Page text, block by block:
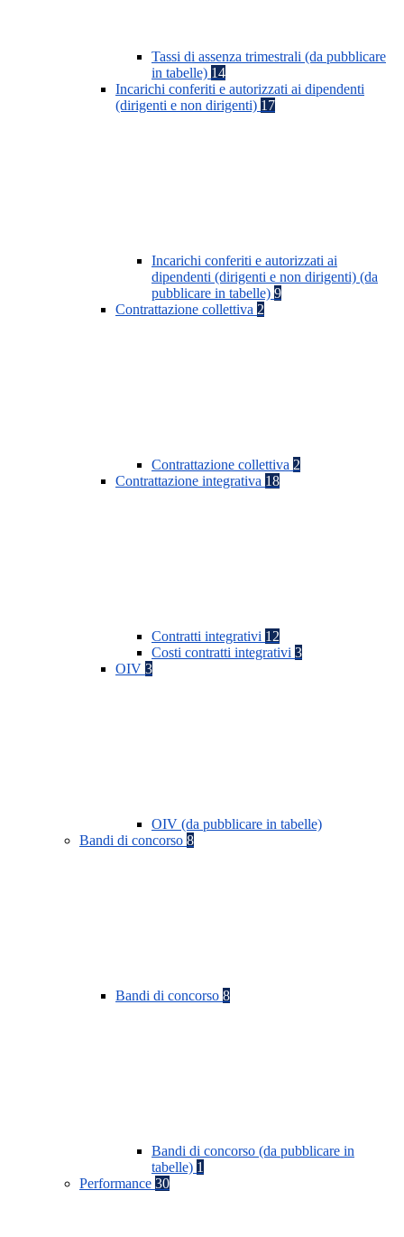
Tassi di assenza trimestrali (da pubblicare
in tabelle) 14
Incarichi conferiti e autorizzati ai dipendenti
(dirigenti e non dirigenti) 17
Incarichi conferiti e autorizzati ai
dipendenti (dirigenti e non dirigenti) (da
pubblicare in tabelle) 9
Contrattazione collettiva 2
Contrattazione collettiva 2
Contrattazione integrativa 18
Contratti integrativi 12
Costi contratti integrativi 3
OIV 3
OIV (da pubblicare in tabelle)
Bandi di concorso 8
Bandi di concorso 8
Bandi di concorso (da pubblicare in
tabelle) 1
Performance 30